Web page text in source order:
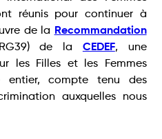
réunis pour continuer à
de la
Recommandation
de la CEDEF, une
les Filles et les Femmes
entier, compte tenu des
auxquelles nous